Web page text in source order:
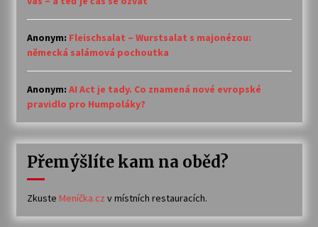
Anonym: Fleischsalat – Wurstsalat s majonézou:
německá salámová pochoutka
Anonym: AI Act je tady. Co znamená nové evropské
pravidlo pro Humpoláky?
Přemýšlíte kam na oběd?
Zkuste Meníčka.cz v místních restauracích.